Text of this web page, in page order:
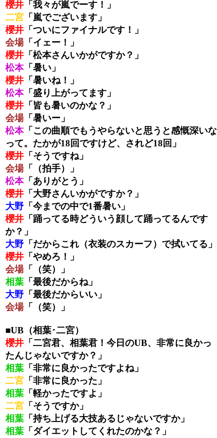
櫻井 「我々が嵐でーす！」
二宮 「嵐でございます」
櫻井 「ついにファイナルです！」
会場「イェー！」
櫻井 「松本さんいかがですか？」
松本「暑い」
櫻井 「暑いね！」
松本「盛り上がってます」
櫻井 「皆も暑いのかな？」
会場「暑いー」
松本「この曲順でもうやらないと思うと感慨深いな
って。たかが18回ですけど、されど18回」
櫻井 「そうですね」
会場「（拍手）」
松本「ありがとう」
櫻井 「大野さんいかがですか？」
大野 「今までの中で1番暑い」
櫻井 「踊ってる時どういう顔して踊ってるんです
か？」
大野 「だからこれ（衣装のスカーフ）で拭いてる」
櫻井 「やめろ！」
会場「（笑）」
相葉 「最後だからね」
大野 「最後だからいい」
会場「（笑）」
■UB（相葉･二宮）
櫻井 「二宮君、相葉君！今日のUB、非常に良かっ
たんじゃないですか？」
相葉 「非常に良かったですよね」
二宮 「非常に良かった」
相葉 「軽かったですよ」
二宮 「そうですか」
相葉 「持ち上げる大技あるじゃないですか」
相葉 「ダイエットしてくれたのかな？」